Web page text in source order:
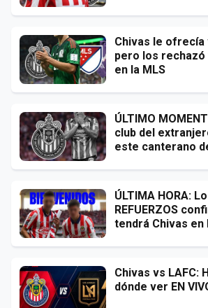
Chivas le
pero los rechazó
en la MLS
ÚLTIMO
club del
este canterano
ÚLTIMA HORA:
REFUERZOS
tendrá Chivas en
Chivas vs LAFC:
dónde ver EN